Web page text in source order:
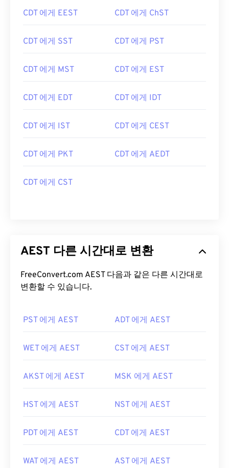
CDT 에게 EEST CDT 에게 ChST
CDT 에게 SST CDT 에게 PST
CDT 에게 MST CDT 에게 EST
CDT 에게 EDT CDT 에게 IDT
CDT 에게 IST CDT 에게 CEST
CDT 에게 PKT CDT 에게 AEDT
CDT 에게 CST
AEST 다른 시간대로 변환
FreeConvert.com AEST 다음과 같은 다른 시간대로
변환할 수 있습니다.
PST 에게 AEST ADT 에게 AEST
WET 에게 AEST CST 에게 AEST
AKST 에게 AEST MSK 에게 AEST
HST 에게 AEST NST 에게 AEST
PDT 에게 AEST CDT 에게 AEST
WAT 에게 AEST AST 에게 AEST